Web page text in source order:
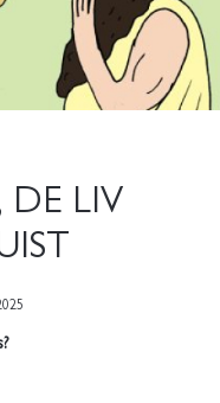
DE LIV